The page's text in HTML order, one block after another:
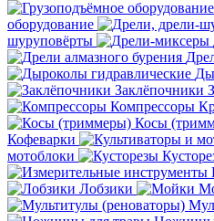
оборудование
шуруповёрты
Заклёпочники
Компрессоры
Косы
Кофеварки
мотоблоки
Лобзики